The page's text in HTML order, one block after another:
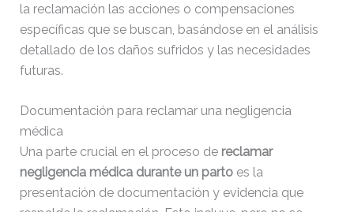
la reclamación las acciones o compensaciones
específicas que se buscan, basándose en el análisis
detallado de los daños sufridos y las necesidades
futuras.
Documentación para reclamar una negligencia
médica
Una parte crucial en el proceso de reclamar
negligencia médica durante un partoes la
presentación de documentación y evidencia que